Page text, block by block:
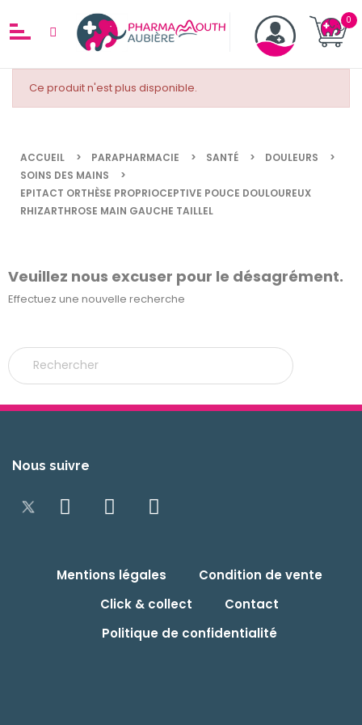
Ce produit n'est plus disponible.
ACCUEIL PARAPHARMACIE SANTÉ
DOULEURS
SOINS DES MAINS
EPITACT ORTHÈSE PROPRIOCEPTIVE POUCE DOULOUREUX
RHIZARTHROSE MAIN GAUCHE TAILLEL
Veuillez nous excuser pour le désagrément.
Effectuez une nouvelle recherche
Nous suivre
Mentions légales
Condition de vente
Click & collect
Contact
Politique de confidentialité